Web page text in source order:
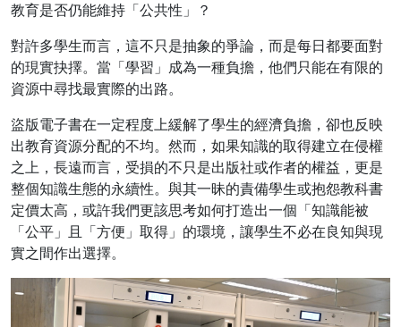
教育是否仍能維持「公共性」？
對許多學生而言，這不只是抽象的爭論，而是每日都要面對
的現實抉擇。當「學習」成為一種負擔，他們只能在有限的
資源中尋找最實際的出路。
盜版電子書在一定程度上緩解了學生的經濟負擔，卻也反映
出教育資源分配的不均。然而，如果知識的取得建立在侵權
之上，長遠而言，受損的不只是出版社或作者的權益，更是
整個知識生態的永續性。與其一昧的責備學生或抱怨教科書
定價太高，或許我們更該思考如何打造出一個「知識能被
「公平」且「方便」取得」的環境，讓學生不必在良知與現
實之間作出選擇。